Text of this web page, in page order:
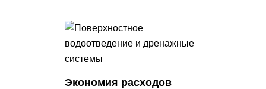
Экономия расходов